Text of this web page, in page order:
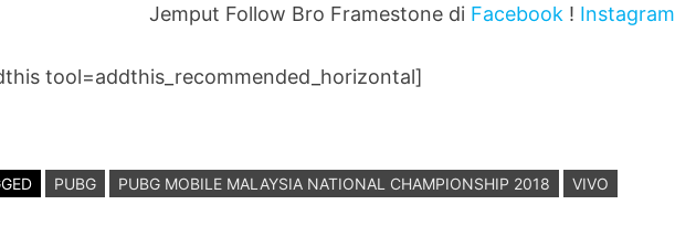
Jemput Follow Bro Framestone di Facebook! Instagram
tool=addthis_recommended_horizontal]
PUBG PUBG MOBILE MALAYSIA NATIONAL CHAMPIONSHIP 2018 VIVO